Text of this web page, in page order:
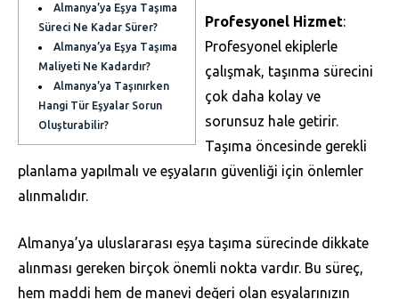
Almanya’ya Eşya Taşıma
Süreci Ne Kadar Sürer?
Almanya’ya Eşya Taşıma
Maliyeti Ne Kadardır?
Almanya’ya Taşınırken
Hangi Tür Eşyalar Sorun
Oluşturabilir?
Profesyonel Hizmet:
Profesyonel ekiplerle
çalışmak, taşınma sürecini
çok daha kolay ve
sorunsuz hale getirir.
Taşıma öncesinde gerekli
planlama yapılmalı ve eşyaların güvenliği için önlemler
alınmalıdır.
Almanya’ya uluslararası eşya taşıma sürecinde dikkate
alınması gereken birçok önemli nokta vardır. Bu süreç,
hem maddi hem de manevi değeri olan eşyalarınızın